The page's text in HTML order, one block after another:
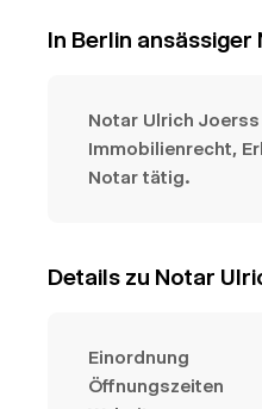
In Berlin ansässiger
Notar Ulrich
Immobilienrecht,
Notar tätig.
Details zu Notar
Einordnung
Öffnungszeiten